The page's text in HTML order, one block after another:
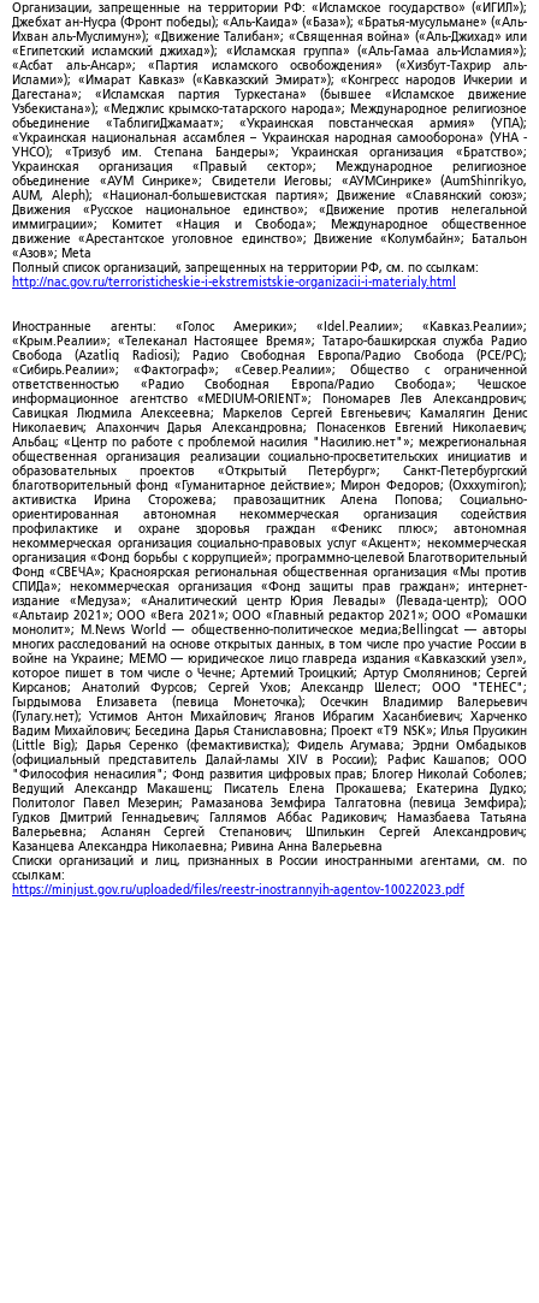
Организации, запрещенные на территории РФ: «Исламское государство» («ИГИЛ»);
Джебхат ан-Нусра (Фронт победы); «Аль-Каида» («База»); «Братья-мусульмане» («Аль-
Ихван аль-Муслимун»); «Движение Талибан»; «Священная война» («Аль-Джихад» или
«Египетский исламский джихад»); «Исламская группа» («Аль-Гамаа аль-Исламия»);
«Асбат аль-Ансар»; «Партия исламского освобождения» («Хизбут-Тахрир аль-
Ислами»); «Имарат Кавказ» («Кавказский Эмират»); «Конгресс народов Ичкерии и
Дагестана»; «Исламская партия Туркестана» (бывшее «Исламское движение
Узбекистана»); «Меджлис крымско-татарского народа»; Международное религиозное
объединение «ТаблигиДжамаат»; «Украинская повстанческая армия» (УПА);
«Украинская национальная ассамблея – Украинская народная самооборона» (УНА -
УНСО); «Тризуб им. Степана Бандеры»; Украинская организация «Братство»;
Украинская организация «Правый сектор»; Международное религиозное
объединение «АУМ Синрике»; Свидетели Иеговы; «АУМСинрике» (AumShinrikyo,
AUM, Aleph); «Национал-большевистская партия»; Движение «Славянский союз»;
Движения «Русское национальное единство»; «Движение против нелегальной
иммиграции»; Комитет «Нация и Свобода»; Международное общественное
движение «Арестантское уголовное единство»; Движение «Колумбайн»; Батальон
«Азов»; Meta
Полный список организаций, запрещенных на территории РФ, см. по ссылкам:
http://nac.gov.ru/terroristicheskie-i-ekstremistskie-organizacii-i-materialy.html
Иностранные агенты: «Голос Америки»; «Idel.Реалии»; «Кавказ.Реалии»;
«Крым.Реалии»; «Телеканал Настоящее Время»; Татаро-башкирская служба Радио
Свобода (Azatliq Radiosi); Радио Свободная Европа/Радио Свобода (PCE/PC);
«Сибирь.Реалии»; «Фактограф»; «Север.Реалии»; Общество с ограниченной
ответственностью «Радио Свободная Европа/Радио Свобода»; Чешское
информационное агентство «MEDIUM-ORIENT»; Пономарев Лев Александрович;
Савицкая Людмила Алексеевна; Маркелов Сергей Евгеньевич; Камалягин Денис
Николаевич; Апахончич Дарья Александровна; Понасенков Евгений Николаевич;
Альбац; «Центр по работе с проблемой насилия "Насилию.нет"»; межрегиональная
общественная организация реализации социально-просветительских инициатив и
образовательных проектов «Открытый Петербург»; Санкт-Петербургский
благотворительный фонд «Гуманитарное действие»; Мирон Федоров; (Oxxxymiron);
активистка Ирина Сторожева; правозащитник Алена Попова; Социально-
ориентированная автономная некоммерческая организация содействия
профилактике и охране здоровья граждан «Феникс плюс»; автономная
некоммерческая организация социально-правовых услуг «Акцент»; некоммерческая
организация «Фонд борьбы с коррупцией»; программно-целевой Благотворительный
Фонд «СВЕЧА»; Красноярская региональная общественная организация «Мы против
СПИДа»; некоммерческая организация «Фонд защиты прав граждан»; интернет-
издание «Медуза»; «Аналитический центр Юрия Левады» (Левада-центр); ООО
«Альтаир 2021»; ООО «Вега 2021»; ООО «Главный редактор 2021»; ООО «Ромашки
монолит»; M.News World — общественно-политическое медиа;Bellingcat — авторы
многих расследований на основе открытых данных, в том числе про участие России в
войне на Украине; МЕМО — юридическое лицо главреда издания «Кавказский узел»,
которое пишет в том числе о Чечне; Артемий Троицкий; Артур Смолянинов; Сергей
Кирсанов; Анатолий Фурсов; Сергей Ухов; Александр Шелест; ООО "ТЕНЕС";
Гырдымова Елизавета (певица Монеточка); Осечкин Владимир Валерьевич
(Гулагу.нет); Устимов Антон Михайлович; Яганов Ибрагим Хасанбиевич; Харченко
Вадим Михайлович; Беседина Дарья Станиславовна; Проект «T9 NSK»; Илья Прусикин
(Little Big); Дарья Серенко (фемактивистка); Фидель Агумава; Эрдни Омбадыков
(официальный представитель Далай-ламы XIV в России); Рафис Кашапов; ООО
"Философия ненасилия"; Фонд развития цифровых прав; Блогер Николай Соболев;
Ведущий Александр Макашенц; Писатель Елена Прокашева; Екатерина Дудко;
Политолог Павел Мезерин; Рамазанова Земфира Талгатовна (певица Земфира);
Гудков Дмитрий Геннадьевич; Галлямов Аббас Радикович; Намазбаева Татьяна
Валерьевна; Асланян Сергей Степанович; Шпилькин Сергей Александрович;
Казанцева Александра Николаевна; Ривина Анна Валерьевна
Списки организаций и лиц, признанных в России иностранными агентами, см. по
ссылкам:
https://minjust.gov.ru/uploaded/files/reestr-inostrannyih-agentov-10022023.pdf